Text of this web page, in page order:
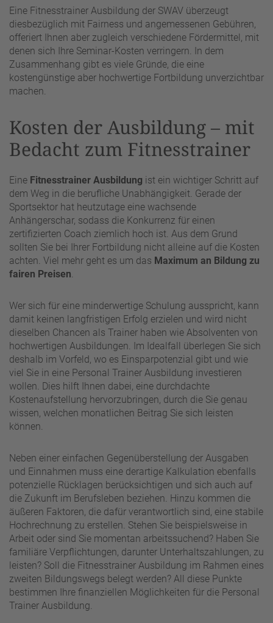
Eine Fitnesstrainer Ausbildung der SWAV überzeugt
diesbezüglich mit Fairness und angemessenen Gebühren,
offeriert Ihnen aber zugleich verschiedene Fördermittel, mit
denen sich Ihre Seminar-Kosten verringern. In dem
Zusammenhang gibt es viele Gründe, die eine
kostengünstige aber hochwertige Fortbildung unverzichtbar
machen.
Kosten der Ausbildung – mit
Bedacht zum Fitnesstrainer
Eine Fitnesstrainer Ausbildung ist ein wichtiger Schritt auf
dem Weg in die berufliche Unabhängigkeit. Gerade der
Sportsektor hat heutzutage eine wachsende
Anhängerschar, sodass die Konkurrenz für einen
zertifizierten Coach ziemlich hoch ist. Aus dem Grund
sollten Sie bei Ihrer Fortbildung nicht alleine auf die Kosten
achten. Viel mehr geht es um das Maximum an Bildung zu
fairen Preisen.
Wer sich für eine minderwertige Schulung ausspricht, kann
damit keinen langfristigen Erfolg erzielen und wird nicht
dieselben Chancen als Trainer haben wie Absolventen von
hochwertigen Ausbildungen. Im Idealfall überlegen Sie sich
deshalb im Vorfeld, wo es Einsparpotenzial gibt und wie
viel Sie in eine Personal Trainer Ausbildung investieren
wollen. Dies hilft Ihnen dabei, eine durchdachte
Kostenaufstellung hervorzubringen, durch die Sie genau
wissen, welchen monatlichen Beitrag Sie sich leisten
können.
Neben einer einfachen Gegenüberstellung der Ausgaben
und Einnahmen muss eine derartige Kalkulation ebenfalls
potenzielle Rücklagen berücksichtigen und sich auch auf
die Zukunft im Berufsleben beziehen. Hinzu kommen die
äußeren Faktoren, die dafür verantwortlich sind, eine stabile
Hochrechnung zu erstellen. Stehen Sie beispielsweise in
Arbeit oder sind Sie momentan arbeitssuchend? Haben Sie
familiäre Verpflichtungen, darunter Unterhaltszahlungen, zu
leisten? Soll die Fitnesstrainer Ausbildung im Rahmen eines
zweiten Bildungswegs belegt werden? All diese Punkte
bestimmen Ihre finanziellen Möglichkeiten für die Personal
Trainer Ausbildung.